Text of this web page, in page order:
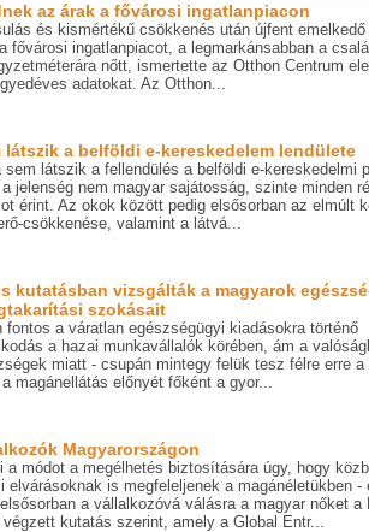
az árak a fővárosi ingatlanpiacon
és kismértékű csökkenés után újfent emelkedő
fővárosi ingatlanpiacot, a legmarkánsabban a
nőtt, ismertette az Otthon Centrum
adatokat. Az Otthon...
látszik a belföldi e-kereskedelem lendülete
sem látszik a fellendülés a belföldi e-kereskedelmi
a jelenség nem magyar sajátosság, szinte minden
érint. Az okok között pedig elsősorban az elmúlt
csökkenése, valamint a látvá...
kutatásban vizsgálták a magyarok
szokásait
fontos a váratlan egészségügyi kiadásokra történő
a hazai munkavállalók körében, ám a
miatt - csupán mintegy felük tesz félre erre a
magánellátás előnyét főként a gyor...
Magyarországon
a módot a megélhetés biztosítására úgy, hogy
elvárásoknak is megfeleljenek a magánéletükben -
a vállalkozóvá válásra a magyar nőket a
kutatás szerint, amely a Global Entr...